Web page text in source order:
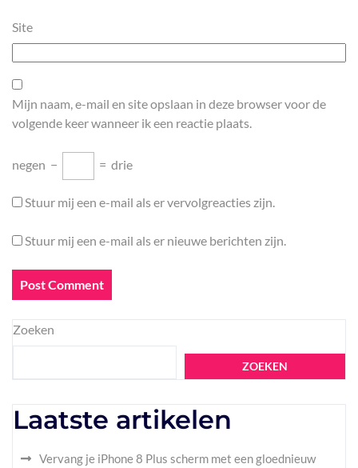
Site
Mijn naam, e-mail en site opslaan in deze browser voor de
volgende keer wanneer ik een reactie plaats.
negen − = drie
Stuur mij een e-mail als er vervolgreacties zijn.
Stuur mij een e-mail als er nieuwe berichten zijn.
Zoeken
ZOEKEN
Laatste artikelen
Vervang je iPhone 8 Plus scherm met een gloednieuw